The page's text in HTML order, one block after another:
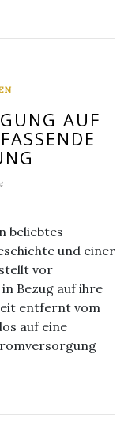
AUF
beliebtes
und einer
vor
Bezug auf ihre
entfernt vom
auf eine